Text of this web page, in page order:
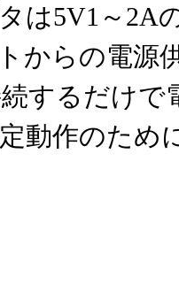
は5V1～2A
からの電源
するだけ
動作のため